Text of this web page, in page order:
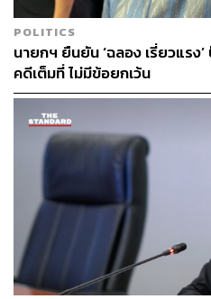
POLITICS
นายกฯ ยืนยัน ‘ฉลอง เรี่ยวแรง
คดีเต็มที่ ไม่มีข้อยกเว้น